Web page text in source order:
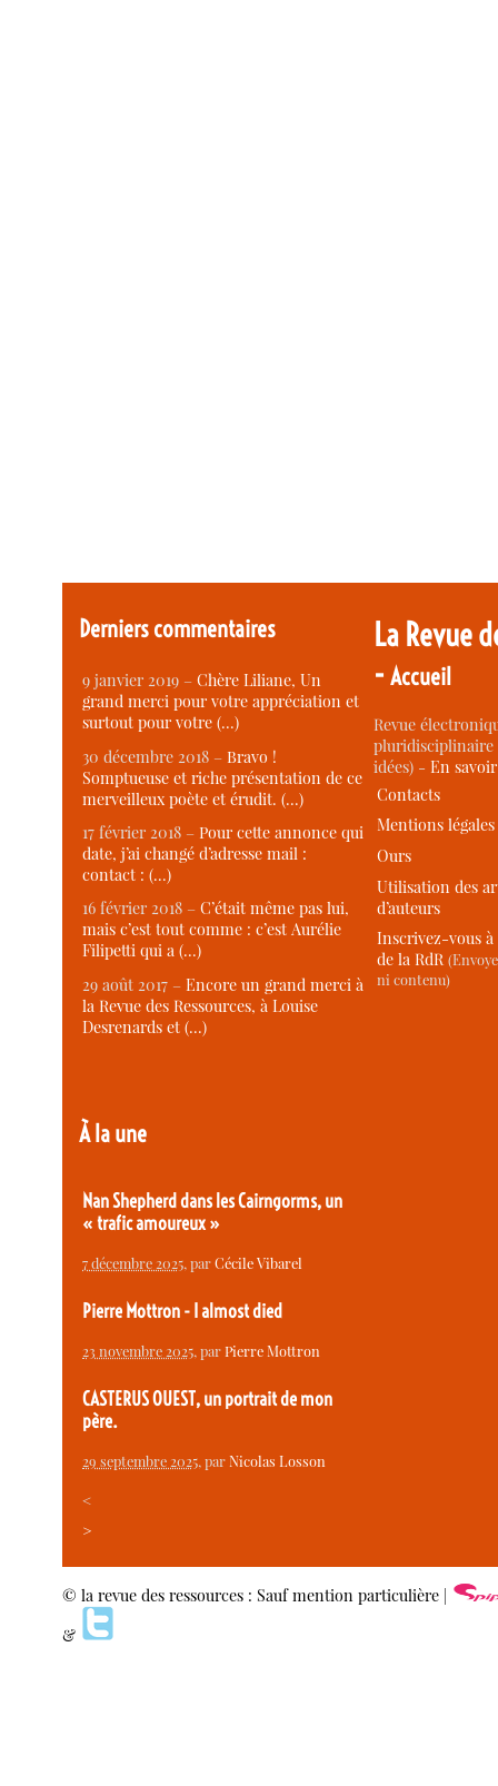
Derniers commentaires
9 janvier 2019 –Chère Liliane, Un
grand merci pour votre appréciation et
surtout pour votre (…)
30 décembre 2018 –Bravo !
Somptueuse et riche présentation de ce
merveilleux poète et érudit. (…)
17 février 2018 –Pour cette annonce qui
date, j’ai changé d’adresse mail :
contact : (…)
16 février 2018 –C’était même pas lui,
mais c’est tout comme : c’est Aurélie
Filipetti qui a (…)
29 août 2017 –Encore un grand merci à
la Revue des Ressources, à Louise
Desrenards et (…)
À la une
Nan Shepherd dans les Cairngorms, un
« trafic amoureux »
7 décembre 2025, parCécile Vibarel
Pierre Mottron - I almost died
23 novembre 2025, parPierre Mottron
CASTERUS OUEST, un portrait de mon
père.
29 septembre 2025, parNicolas Losson
<
>
La Revue
-Accueil
Revue
idées) -En
Contacts
Mentions légales
Ours
Utilisation des
d’auteurs
Inscrivez-vous
de la RdR
ni contenu)
© la revue des ressources : Sauf mention particulière |
&